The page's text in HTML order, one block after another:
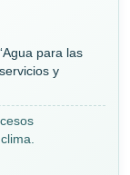
para las
y